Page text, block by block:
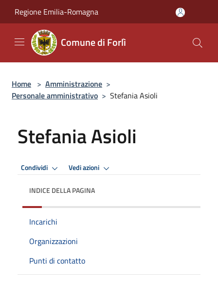
Regione Emilia-Romagna
Comune di Forlì
Home > Amministrazione >
Personale amministrativo > Stefania Asioli
Stefania Asioli
Condividi Vedi azioni
INDICE DELLA PAGINA
Incarichi
Organizzazioni
Punti di contatto